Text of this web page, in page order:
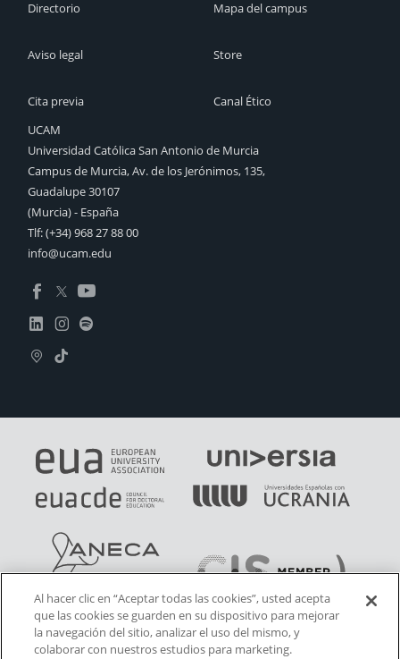
Directorio
Aviso legal
Cita previa
Mapa del campus
Store
Canal Ético
UCAM
Universidad Católica San Antonio de Murcia
Campus de Murcia, Av. de los Jerónimos, 135,
Guadalupe 30107
(Murcia) - España
Tlf:(+34) 968 27 88 00
info@ucam.edu
Al hacer clic en “Aceptar todas las cookies”, usted acepta
que las cookies se guarden en su dispositivo para mejorar
la navegación del sitio, analizar el uso del mismo, y
colaborar con nuestros estudios para marketing.